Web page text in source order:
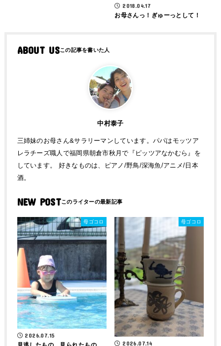
2018.04.17
お母さんっ！ぎゅーっとして！
ABOUT US
中村泰子
三姉妹のお母さん&サラリーマンしています。パパはモッツア
レラチーズ職人で福岡県朝倉市秋月で『ピッツアなかむら』を
しています。 好きなものは、ピアノ/野鳥/深海魚/アニメ/日本
酒。
NEW POST
母ゴコロ
2026.07.15
母ゴコロ
2026.07.14